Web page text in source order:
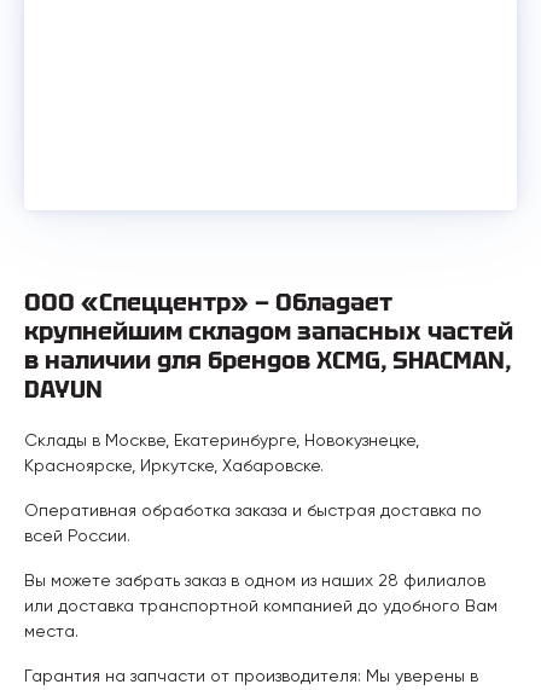
ООО «Спеццентр» — Обладает
крупнейшим складом запасных частей
в наличии для брендов XCMG, SHACMAN,
DAYUN
Склады в Москве, Екатеринбурге, Новокузнецке,
Красноярске, Иркутске, Хабаровске.
Оперативная обработка заказа и быстрая доставка по
всей России.
Вы можете забрать заказ в одном из наших 28 филиалов
или доставка транспортной компанией до удобного Вам
места.
Гарантия на запчасти от производителя: Мы уверены в